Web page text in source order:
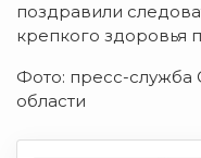
поздравили
крепкого здоровья
Фото: пресс-служба
области